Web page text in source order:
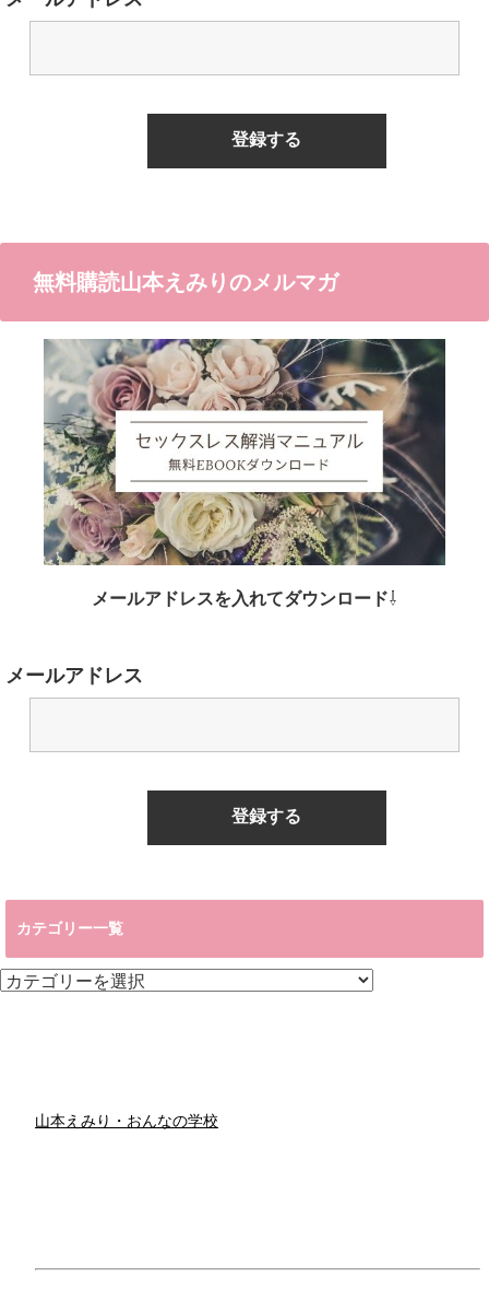
無料購読山本えみりのメルマガ
メールアドレスを入れてダウンロード⇩
メールアドレス
カテゴリー一覧
カ
山本えみり・おんなの学校